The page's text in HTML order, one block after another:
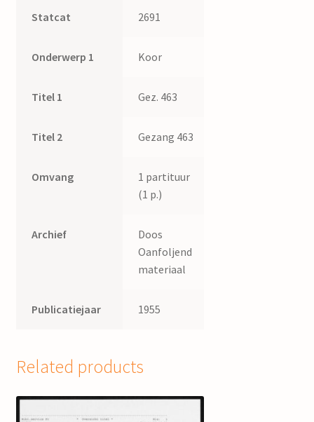
Statcat 2691
Onderwerp 1 Koor
Titel 1 Gez. 463
Titel 2 Gezang 463
Omvang
1 partituur
(1 p.)
Archief
Doos
Oanfoljend
materiaal
Publicatiejaar 1955
Related products